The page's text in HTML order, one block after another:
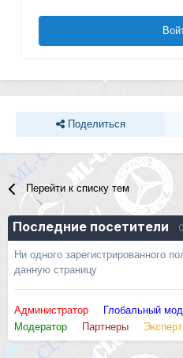
Поделиться
Перейти к списку тем
Последние посетители
Ни одного зарегистрированного
данную страницу
Администратор Глобальный
Модератор
Партнеры Эксперт